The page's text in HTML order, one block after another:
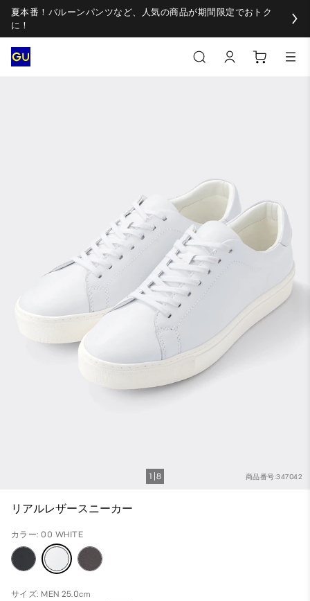
夏本番！バルーンパンツなど、人気の商品が期間限定でおトク
に！
商品番号:347042
1 8
リアルレザースニーカー
カラー: 00 WHITE
サイズ: MEN 25.0cm